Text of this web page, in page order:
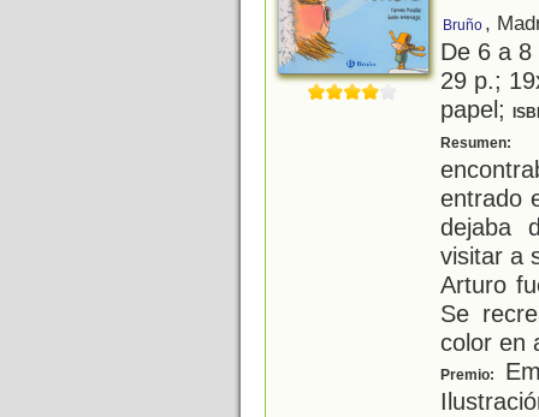
Bruño ,
De 6 a
29 p.;
papel;
Resumen:
entrado
dejaba
visitar a
Arturo
Se
color en
Premio: